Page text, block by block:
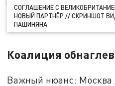
СОГЛАШЕНИЕ С
НОВЫЙ ПАРТНЁР // СКРИНШОТ
ПАШИНЯНА
Коалиция
Важный нюанс: Москва